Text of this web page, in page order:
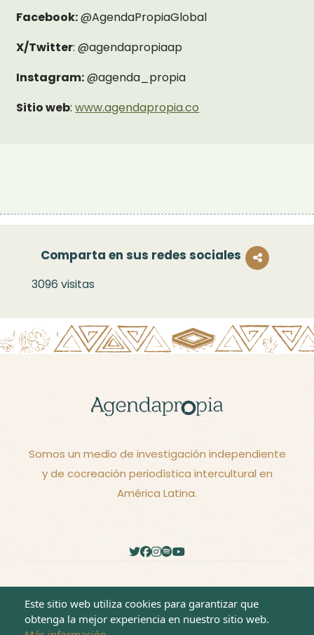
Facebook:@AgendaPropiaGlobal
X/Twitter: @agendapropiaap
Instagram:@agenda_propia
Sitio web:www.agendapropia.co
Comparta en sus redes sociales
3096 visitas
Somos un medio de investigación independiente
y de cocreación periodística intercultural en
América Latina.
2026 - © Derechos reservados -Términos y
Condiciones
Este sitio web utiliza cookies para garantizar que
obtenga la mejor experiencia en nuestro sitio web.